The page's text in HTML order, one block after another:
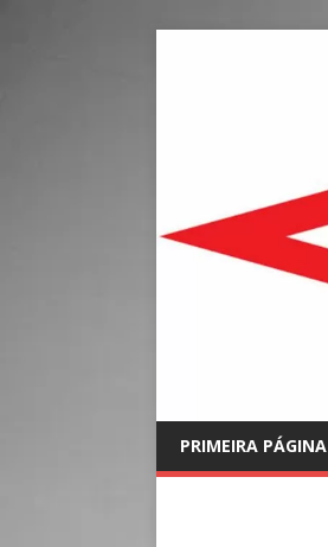
PRIMEIRA PÁGINA